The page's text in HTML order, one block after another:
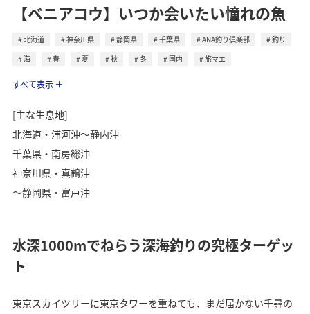
【ベニアコウ】いつか会いたい憧れの魚
北海道 神奈川県 静岡県 千葉県 ANA釣り倶楽部
釣り
海
春 夏 秋 冬 国内
旅マエ
すべて表示
[主な生息地]
北海道・浦河沖～静内沖
千葉県・南房総沖
神奈川県・真鶴沖
～静岡県・富戸沖
水深1000mでねらう深海釣りの究極ターゲッ
ト
東京スカイツリーに東京タワーを重ねても、まだ届かない千尋の